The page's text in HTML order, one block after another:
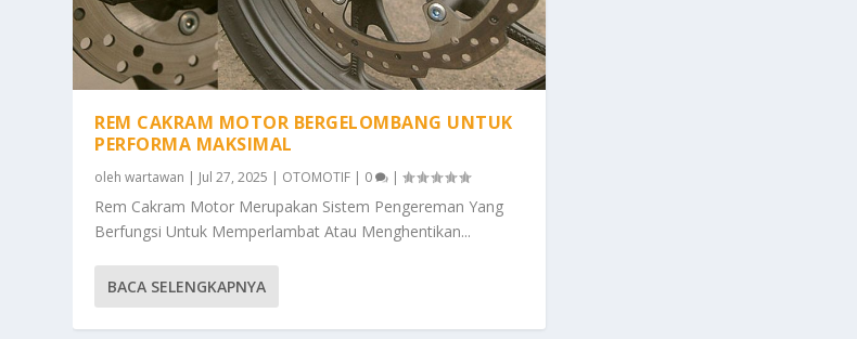
REM CAKRAM MOTOR BERGELOMBANG UNTUK
PERFORMA MAKSIMAL
olehwartawan | Jul 27, 2025 | OTOMOTIF | 0 |
Rem Cakram Motor Merupakan Sistem Pengereman Yang
Berfungsi Untuk Memperlambat Atau Menghentikan...
BACA SELENGKAPNYA